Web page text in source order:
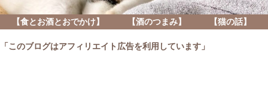
【食とお酒とおでかけ】 【酒のつまみ】 【猫の話】
「このブログはアフィリエイト広告を利用しています」